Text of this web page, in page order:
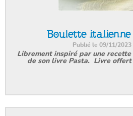
Boulette italienne
Publié le 09/11/2023
Librement inspiré par une
de son livre Pasta. Livre offert